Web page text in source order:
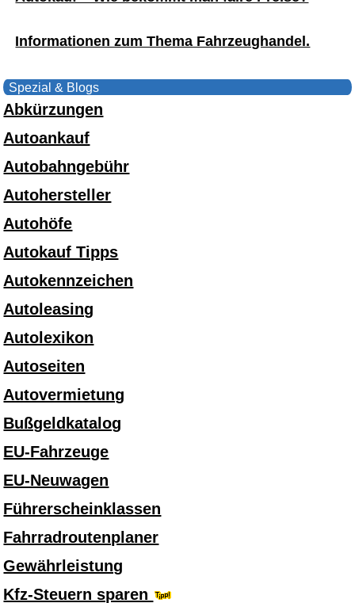
Informationen zum Thema Fahrzeughandel.
Spezial & Blogs
Abkürzungen
Autoankauf
Autobahngebühr
Autohersteller
Autohöfe
Autokauf Tipps
Autokennzeichen
Autoleasing
Autolexikon
Autoseiten
Autovermietung
Bußgeldkatalog
EU-Fahrzeuge
EU-Neuwagen
Führerscheinklassen
Fahrradroutenplaner
Gewährleistung
Kfz-Steuern sparen